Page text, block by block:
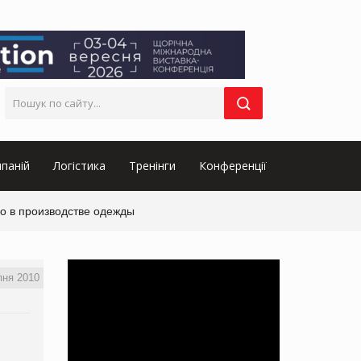
Логістика Тренінги Конференції
в производстве одежды
2010